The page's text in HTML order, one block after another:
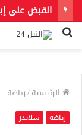
بحث
الرئيسية/رياضة
رياضة سلايدر